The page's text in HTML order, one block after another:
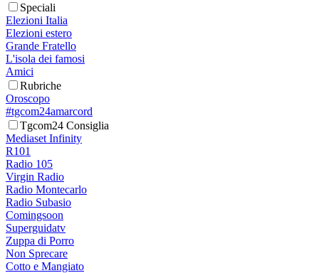
Speciali
Elezioni Italia
Elezioni estero
Grande Fratello
L'isola dei famosi
Amici
Rubriche
Oroscopo
#tgcom24amarcord
Tgcom24 Consiglia
Mediaset Infinity
R101
Radio 105
Virgin Radio
Radio Montecarlo
Radio Subasio
Comingsoon
Superguidatv
Zuppa di Porro
Non Sprecare
Cotto e Mangiato